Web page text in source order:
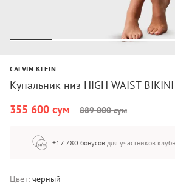
CALVIN KLEIN
Купальник низ HIGH WAIST BIKINI
355 600 сум
889 000 сум
+17 780 бонусов для участников
Цвет: черный